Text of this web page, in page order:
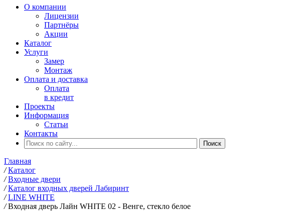
О компании
Лицензии
Партнёры
Акции
Каталог
Услуги
Замер
Монтаж
Оплата и доставка
Оплата
в кредит
Проекты
Информация
Статьи
Контакты
Главная
/ Каталог
/ Входные двери
/ Каталог входных дверей Лабиринт
/ LINE WHITE
/ Входная дверь Лайн WHITE 02 - Венге, стекло белое